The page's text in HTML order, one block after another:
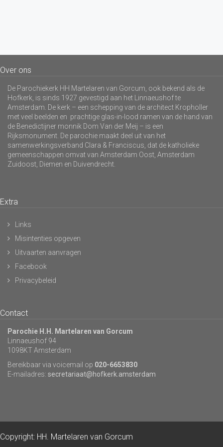
Over ons
De Parochiekerk HH Martelaren van Gorcum, ook bekend als de
Hofkerk, is sinds 1927 gevestigd aan het Linnaeushof te
Amsterdam. De kerk – een schepping van de architect Kropholler
met veel beelden en prachtige glas-in-lood ramen van de hand van
de Benedictijner monnik Dom Van der Meij – is een
Rijksmonument. De parochie maakt deel uit van het
samenwerkingsverband Clara & Franciscus, dat de katholieke
gemeenschappen omvat van Amsterdam Oost, Amsterdam
Zuidoost, Diemen en Duivendrecht.
Extra
Links
Misintenties opgeven
Uitvaarten aanvragen
Facebook
Privacybeleid
Contact
Parochie H.H. Martelaren van Gorcum
Linnaeushof 94
1098KT Amsterdam
Bereikbaar via voicemail op 020-6653830
E-mailadres: secretariaat@hofkerk.amsterdam
Copyright: HH. Martelaren van Gorcum